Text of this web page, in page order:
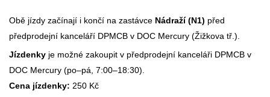
Obě jízdy začínají i končí na zastávce Nádraží (N1) před
předprodejní kanceláří DPMCB v DOC Mercury (Žižkova tř.).
Jízdenky je možné zakoupit v předprodejní kanceláři DPMCB v
DOC Mercury (po–pá, 7:00–18:30).
Cena jízdenky: 250 Kč